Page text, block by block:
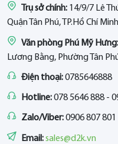
Trụ sở chính: 14/9/7 Lê
Quận Tân Phú, TP.Hồ Chí Minh
Văn phòng Phú Mỹ Hưng:
Lương Bằng, Phường Tân
Điện thoại:0785646888
Hotline:078 5646 888 -
Zalo/Viber:0906 807 801
Email:sales@d2k.vn